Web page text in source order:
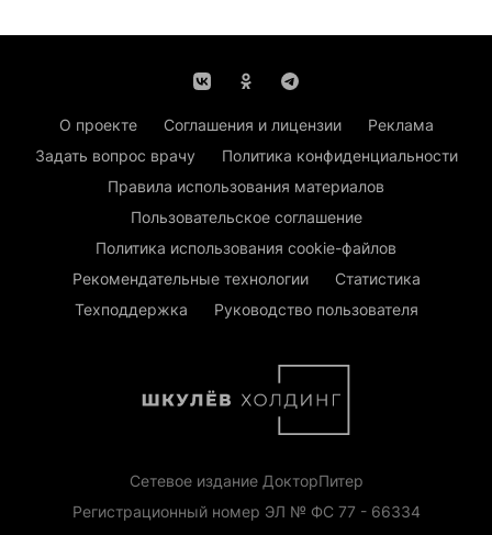
О проекте Соглашения и лицензии
Реклама
Задать вопрос врачу
Политика конфиденциальности
Правила использования материалов
Пользовательское соглашение
Политика использования cookie-файлов
Рекомендательные технологии
Статистика
Техподдержка
Руководство пользователя
Сетевое издание ДокторПитер
Регистрационный номер ЭЛ № ФС 77 - 66334